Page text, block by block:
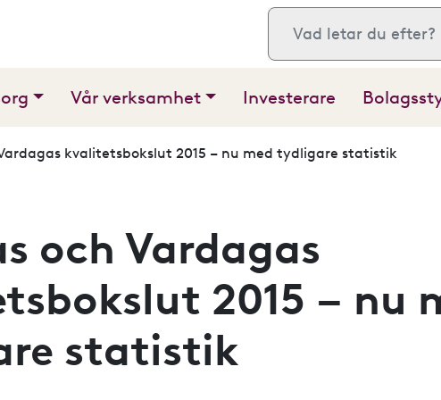
Sök efter:
Vår verksamhet Investerare
kvalitetsbokslut 2015 – nu med tydligare statistik
och Vardagas
2015 – nu
statistik